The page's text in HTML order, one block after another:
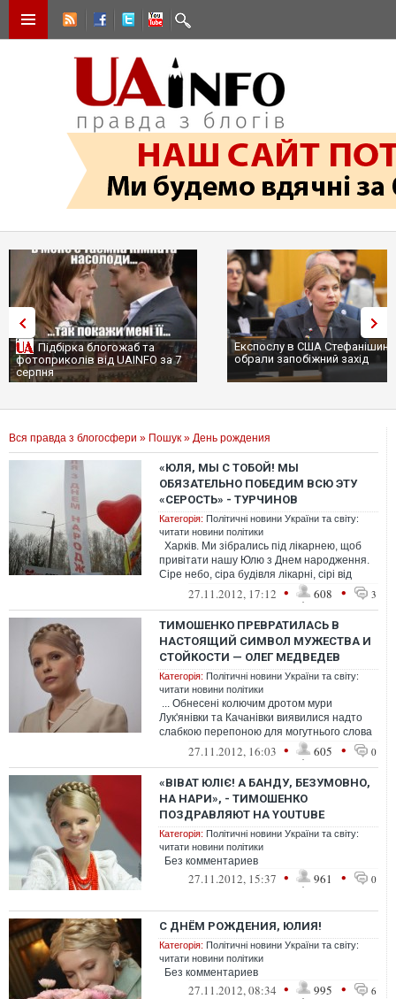
Підбірка блогожаб та
фотоприколів від UAINFO за 7
серпня
Експослу в США
обрали запобіжний захід
Вся правда з блогосфери » Пошук » День рождения
«ЮЛЯ, МЫ С ТОБОЙ! МЫ
ОБЯЗАТЕЛЬНО ПОБЕДИМ ВСЮ ЭТУ
«СЕРОСТЬ» - ТУРЧИНОВ
Категорія: Політичні новини України та світу:
читати новини політики
Харків. Ми зібрались під лікарнею, щоб
привітати нашу Юлю з Днем народження.
Сіре небо, сіра будівля лікарні, сірі від
втоми обличчя чергових...
27.11.2012, 17:12 • 608 • 3
ТИМОШЕНКО ПРЕВРАТИЛАСЬ В
НАСТОЯЩИЙ СИМВОЛ МУЖЕСТВА И
СТОЙКОСТИ — ОЛЕГ МЕДВЕДЕВ
Категорія: Політичні новини України та світу:
читати новини політики
... Обнесені колючим дротом мури
Лук'янівки та Качанівки виявилися надто
слабкою перепоною для могутнього слова
відвертої правди. Це слово зас...
27.11.2012, 16:03 • 605 • 0
«ВІВАТ ЮЛІЄ! А БАНДУ, БЕЗУМОВНО,
НА НАРИ», - ТИМОШЕНКО
ПОЗДРАВЛЯЮТ НА YOUTUBE
Категорія: Політичні новини України та світу:
читати новини політики
Без комментариев
27.11.2012, 15:37 • 961 • 0
С ДНЁМ РОЖДЕНИЯ, ЮЛИЯ!
Категорія: Політичні новини України та світу:
читати новини політики
Без комментариев
27.11.2012, 08:34 • 995 • 6